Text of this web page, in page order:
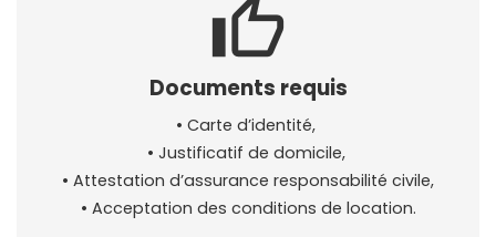
thumb_up
Documents requis
• Carte d’identité,
• Justificatif de domicile,
• Attestation d’assurance responsabilité civile,
• Acceptation des conditions de location.